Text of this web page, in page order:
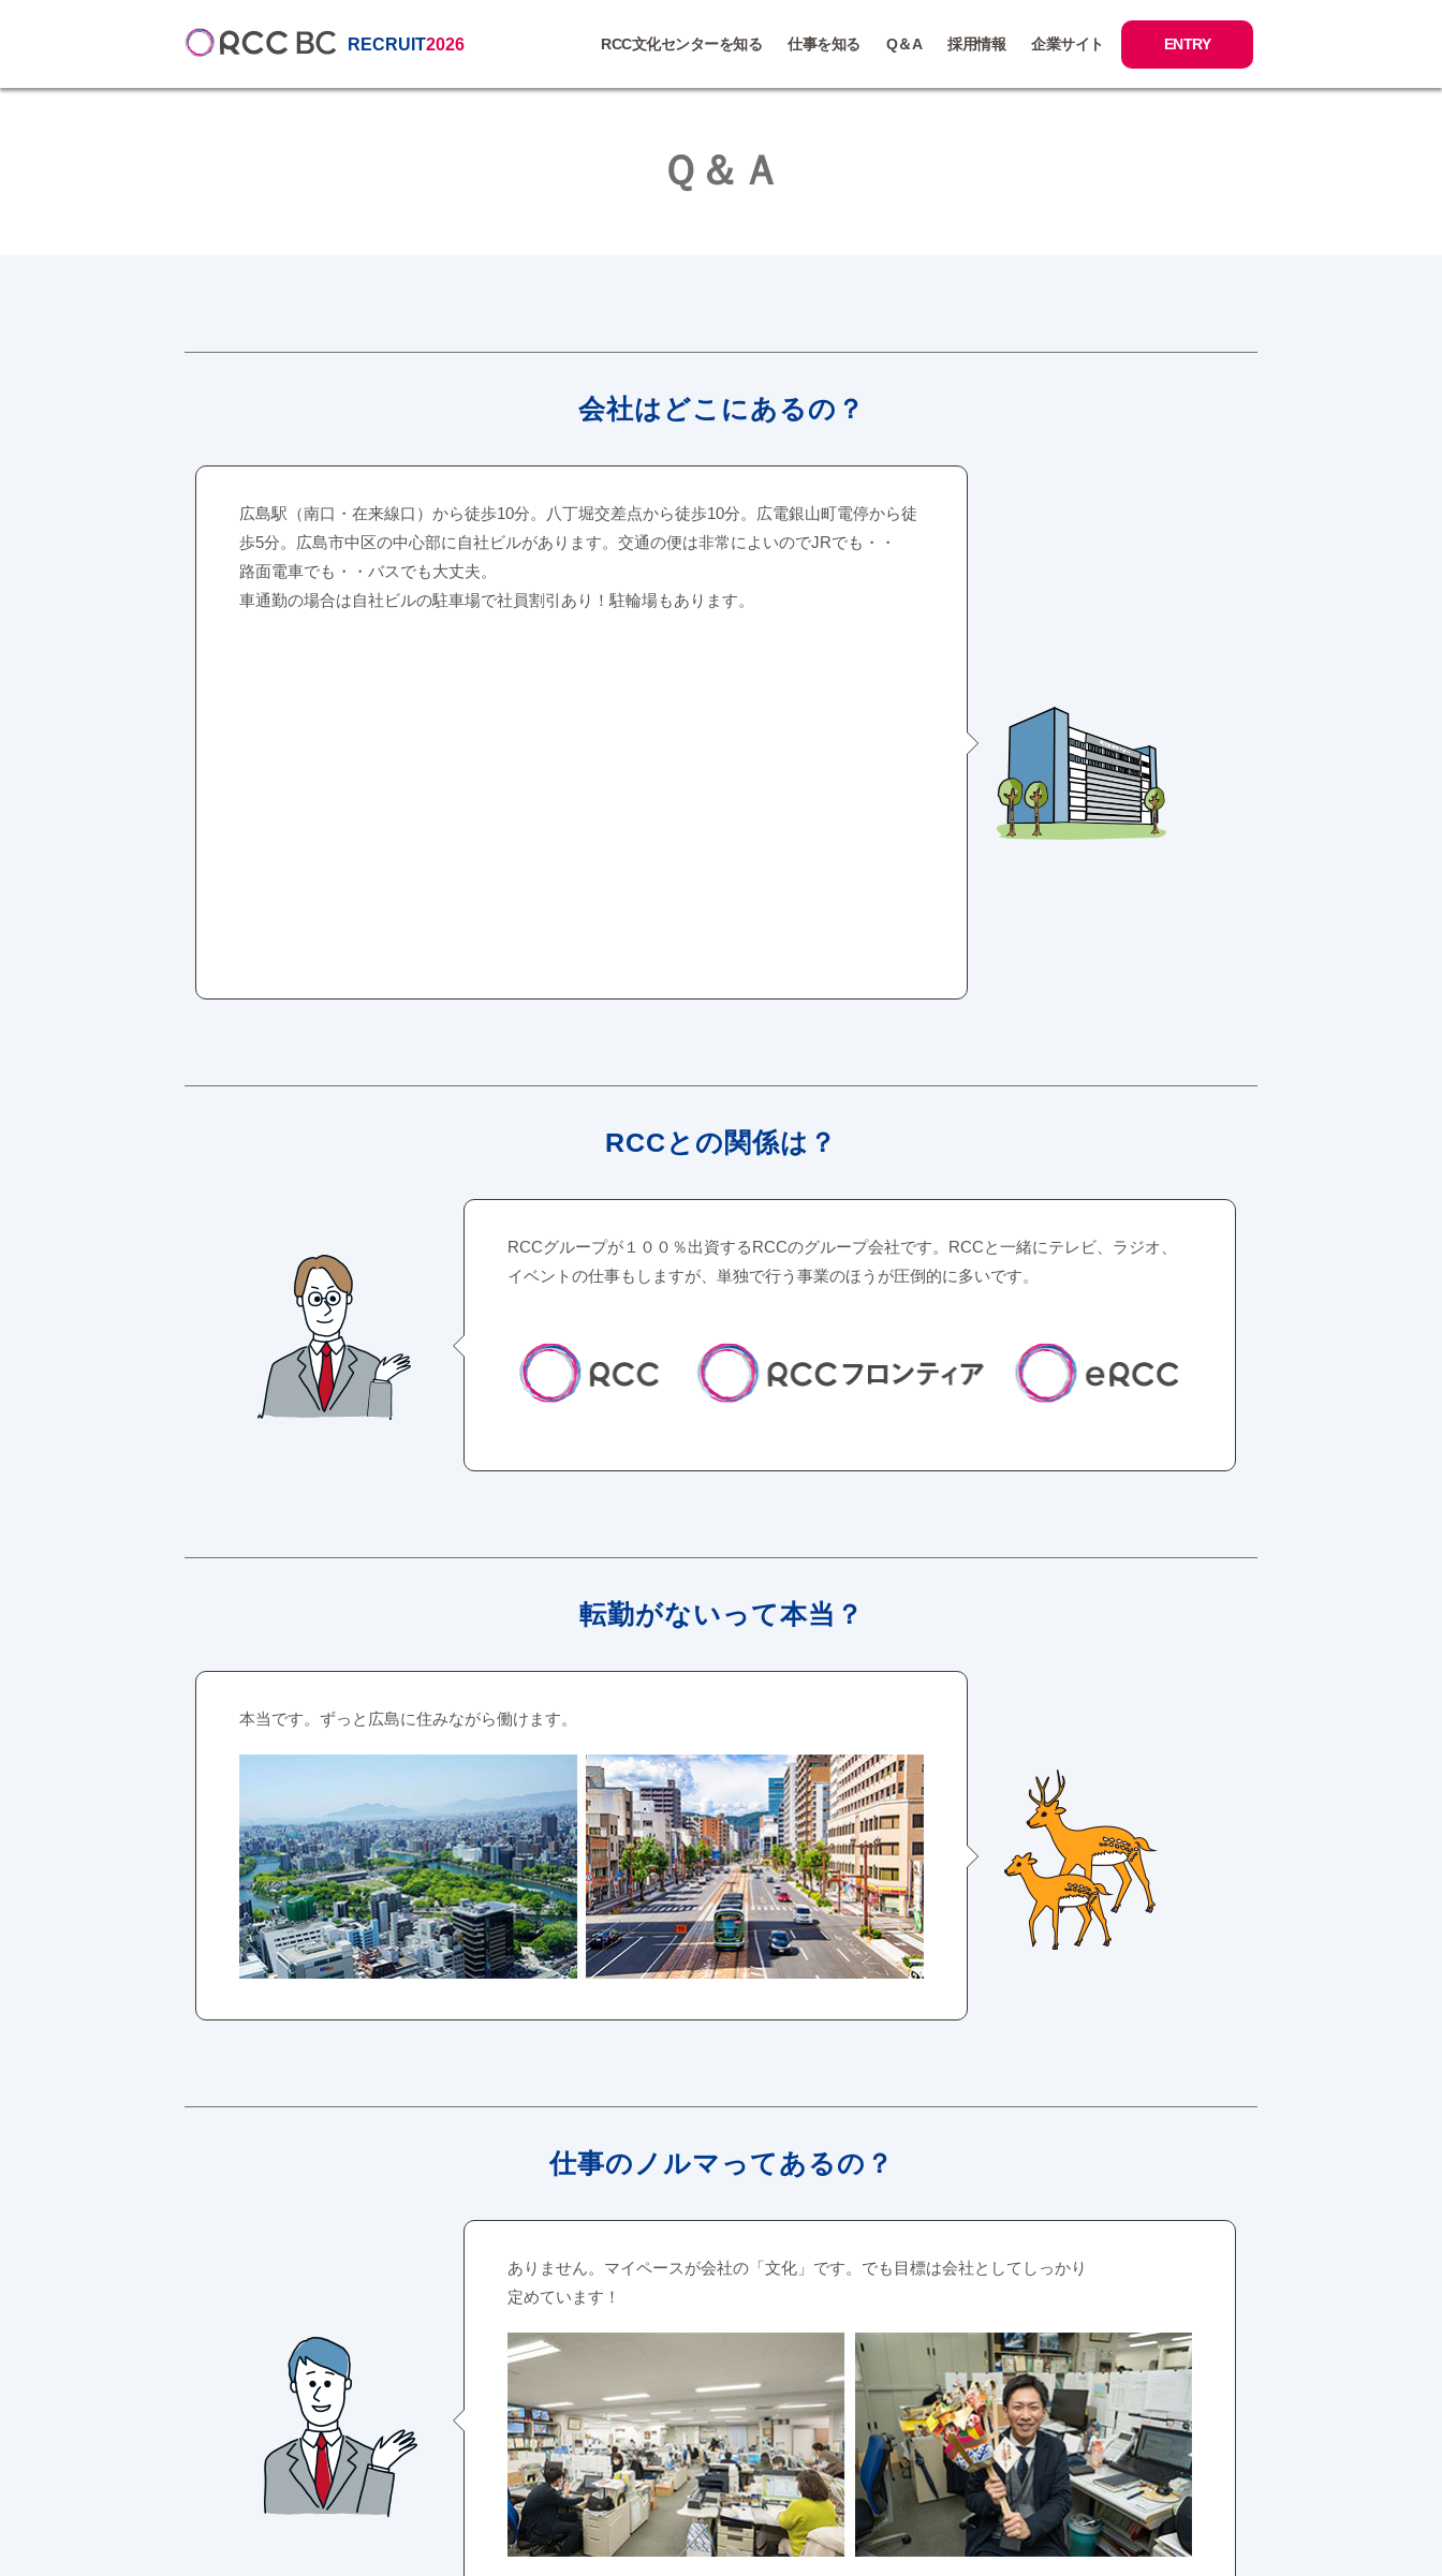
RECRUIT2026 RCC文化センターを知る 仕事を知る Q＆A 採用情報 企業サイト ENTRY
Ｑ＆Ａ
会社はどこにあるの？
広島駅（南口・在来線口）から徒歩10分。八丁堀交差点から徒歩10分。広電銀山町電停から徒
歩5分。広島市中区の中心部に自社ビルがあります。交通の便は非常によいのでJRでも・・
路面電車でも・・バスでも大丈夫。
車通勤の場合は自社ビルの駐車場で社員割引あり！駐輪場もあります。
RCCとの関係は？
RCCグループが１００％出資するRCCのグループ会社です。RCCと一緒にテレビ、ラジオ、
イベントの仕事もしますが、単独で行う事業のほうが圧倒的に多いです。
転勤がないって本当？
本当です。ずっと広島に住みながら働けます。
仕事のノルマってあるの？
ありません。マイペースが会社の「文化」です。でも目標は会社としてしっかり
定めています！